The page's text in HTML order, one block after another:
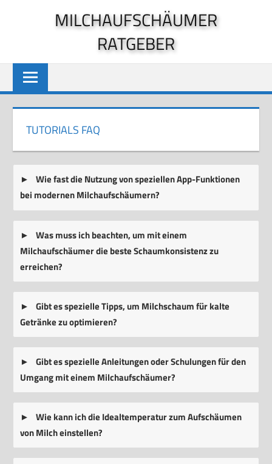
MILCHAUFSCHÄUMER
RATGEBER
TUTORIALS FAQ
Wie fast die Nutzung von speziellen App-Funktionen
bei modernen Milchaufschäumern?
Was muss ich beachten, um mit einem
Milchaufschäumer die beste Schaumkonsistenz zu
erreichen?
Gibt es spezielle Tipps, um Milchschaum für kalte
Getränke zu optimieren?
Gibt es spezielle Anleitungen oder Schulungen für den
Umgang mit einem Milchaufschäumer?
Wie kann ich die Idealtemperatur zum Aufschäumen
von Milch einstellen?